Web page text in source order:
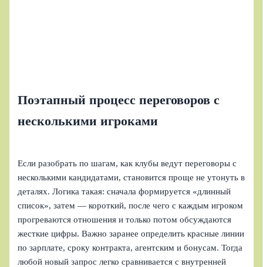
Поэтапный процесс переговоров с
несколькими игроками
Если разобрать по шагам, как клубы ведут переговоры с
несколькими кандидатами, становится проще не утонуть в
деталях. Логика такая: сначала формируется «длинный
список», затем — короткий, после чего с каждым игроком
прогреваются отношения и только потом обсуждаются
жесткие цифры. Важно заранее определить красные линии
по зарплате, сроку контракта, агентским и бонусам. Тогда
любой новый запрос легко сравнивается с внутренней